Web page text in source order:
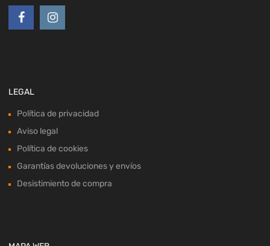
LEGAL
Política de privacidad
Aviso legal
Política de cookies
Garantías devoluciones y envíos
Desistimiento de compra